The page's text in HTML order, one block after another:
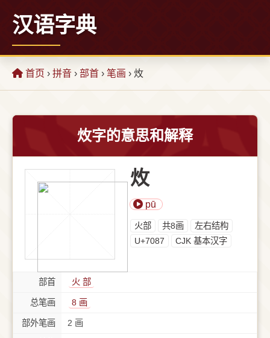
汉语字典
首页 › 拼音 › 部首 › 笔画 › 炇
炇字的意思和解释
炇
pū
⽕部 共8画
左右结构
U+7087
CJK 基本汉字
部首 ⽕ 部
总笔画 8 画
部外笔画 2 画